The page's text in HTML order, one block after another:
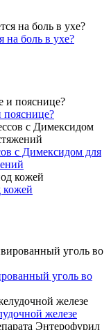
на боль в ухе?
пояснице?
с Димексидом для
кожей
уголь во
железе